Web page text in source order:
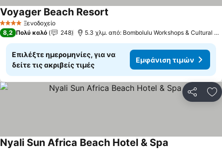
4 ΑστέριαΞενοδοχείο
Voyager Beach Resort
8,2 Πολύ καλό 248 5.3 χλμ. από: Bombolulu Workshops & Cultural Centre
Επιλέξτε ημερομηνίες, για να
δείτε τις ακριβείς τιμές
Εμφάνιση τιμών
Nyali Sun Africa Beach Hotel & Spa